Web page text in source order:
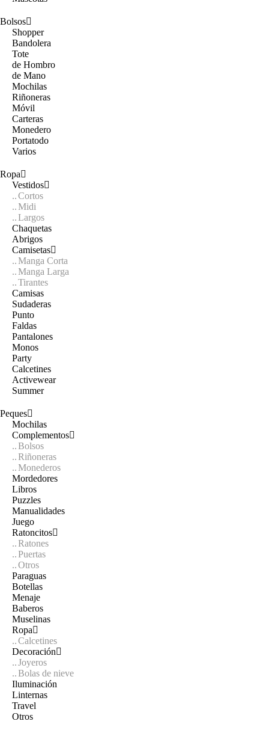
Bolsos
Shopper
Bandolera
Tote
de Hombro
de Mano
Mochilas
Riñoneras
Móvil
Carteras
Monedero
Portatodo
Varios
Ropa
Vestidos
Cortos
Midi
Largos
Chaquetas
Abrigos
Camisetas
Manga Corta
Manga Larga
Tirantes
Camisas
Sudaderas
Punto
Faldas
Pantalones
Monos
Party
Calcetines
Activewear
Summer
Peques
Mochilas
Complementos
Bolsos
Riñoneras
Monederos
Mordedores
Libros
Puzzles
Manualidades
Juego
Ratoncitos
Ratones
Puertas
Otros
Paraguas
Botellas
Menaje
Baberos
Muselinas
Ropa
Calcetines
Decoración
Joyeros
Bolas de nieve
Iluminación
Linternas
Travel
Otros